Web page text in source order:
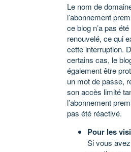
Le nom de
l’abonnement
ce blog n’a pas été
renouvelé, ce qui
cette interruption.
certains cas, le
également être
un mot de passe,
son accès limité
l’abonnement
pas été réactivé.
Pour les
Si vous